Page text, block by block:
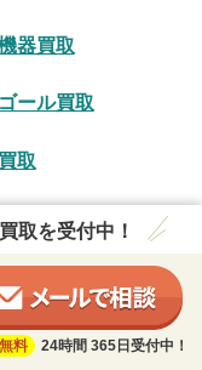
器買取
ール買取
取
きる場合がございま
ださい。
取を受付中！
料 24時間 365日受付中！